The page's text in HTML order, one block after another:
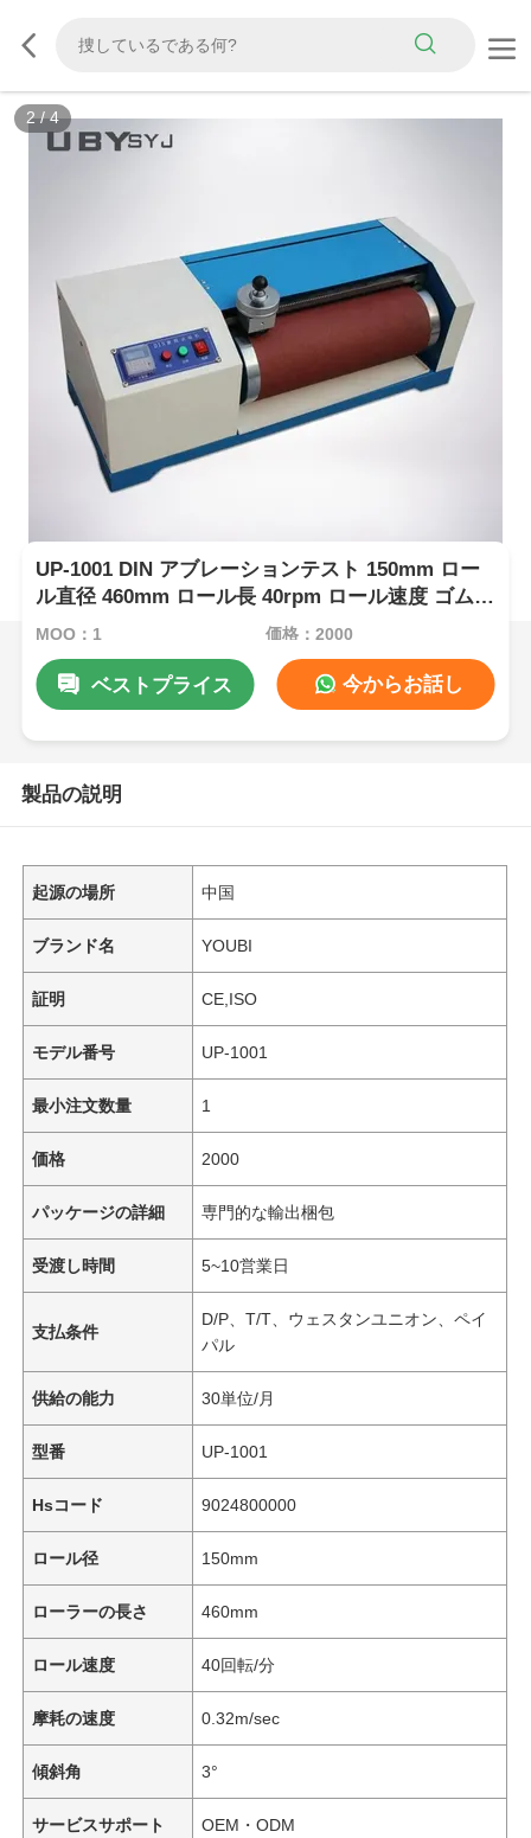
2/4
UP-1001 DIN アブレーションテスト 150mm ロー
ル直径 460mm ロール長 40rpm ロール速度 ゴム産
業用
MOQ：1 価格：2000
ベストプライス 今からお話し
製品の説明
起源の場所 中国
ブランド名 YOUBI
証明 CE,ISO
モデル番号 UP-1001
最小注文数量 1
価格 2000
パッケージの詳細 専門的な輸出梱包
受渡し時間 5~10営業日
支払条件
D/P、T/T、ウェスタンユニオン、ペイ
パル
供給の能力 30単位/月
型番 UP-1001
Hsコード 9024800000
ロール径 150mm
ローラーの長さ 460mm
ロール速度 40回転/分
摩耗の速度 0.32m/sec
傾斜角 3°
サービスサポート OEM・ODM